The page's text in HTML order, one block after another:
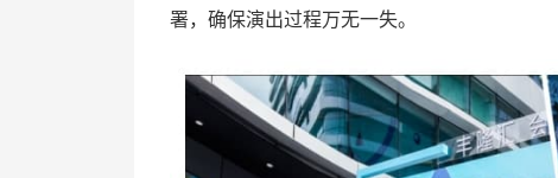
署，确保演出过程万无一失。